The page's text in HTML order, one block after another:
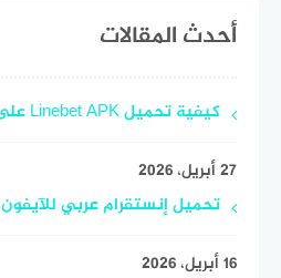
أحدث المقالات
كيفية تحميل Linebet APK على Android خطوة بخطوة
27 أبريل، 2026
تحميل إنستقرام عربي للآيفون 2026 الرسمي اخر إصدار
16 أبريل، 2026